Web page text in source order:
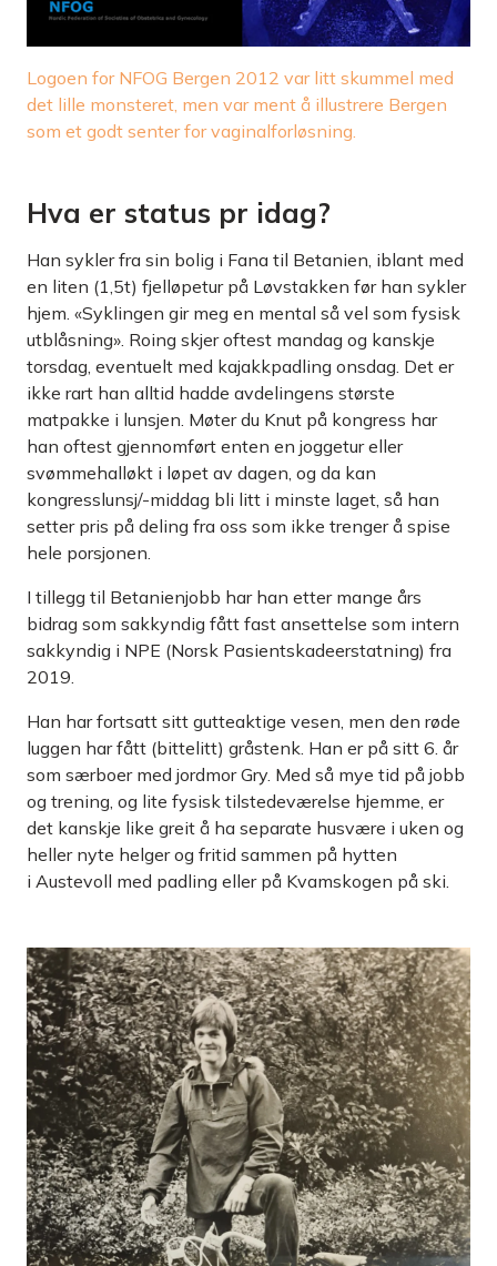
Logoen for NFOG Bergen 2012 var litt skummel med
det lille monsteret, men var ment å illustrere Bergen
som et godt senter for vaginalforløsning.
Hva er status pr idag?
Han sykler fra sin bolig i Fana til Betanien, iblant med
en liten (1,5t) fjelløpetur på Løvstakken før han sykler
hjem. «Syklingen gir meg en mental så vel som fysisk
utblåsning». Roing skjer oftest mandag og kanskje
torsdag, eventuelt med kajakkpadling onsdag. Det er
ikke rart han alltid hadde avdelingens største
matpakke i lunsjen. Møter du Knut på kongress har
han oftest gjennomført enten en joggetur eller
svømmehalløkt i løpet av dagen, og da kan
kongresslunsj/-middag bli litt i minste laget, så han
setter pris på deling fra oss som ikke trenger å spise
hele porsjonen.
I tillegg til Betanienjobb har han etter mange års
bidrag som sakkyndig fått fast ansettelse som intern
sakkyndig i NPE (Norsk Pasientskadeerstatning) fra
2019.
Han har fortsatt sitt gutteaktige vesen, men den røde
luggen har fått (bittelitt) gråstenk. Han er på sitt 6. år
som særboer med jordmor Gry. Med så mye tid på jobb
og trening, og lite fysisk tilstedeværelse hjemme, er
det kanskje like greit å ha separate husvære i uken og
heller nyte helger og fritid sammen på hytten
i Austevoll med padling eller på Kvamskogen på ski.